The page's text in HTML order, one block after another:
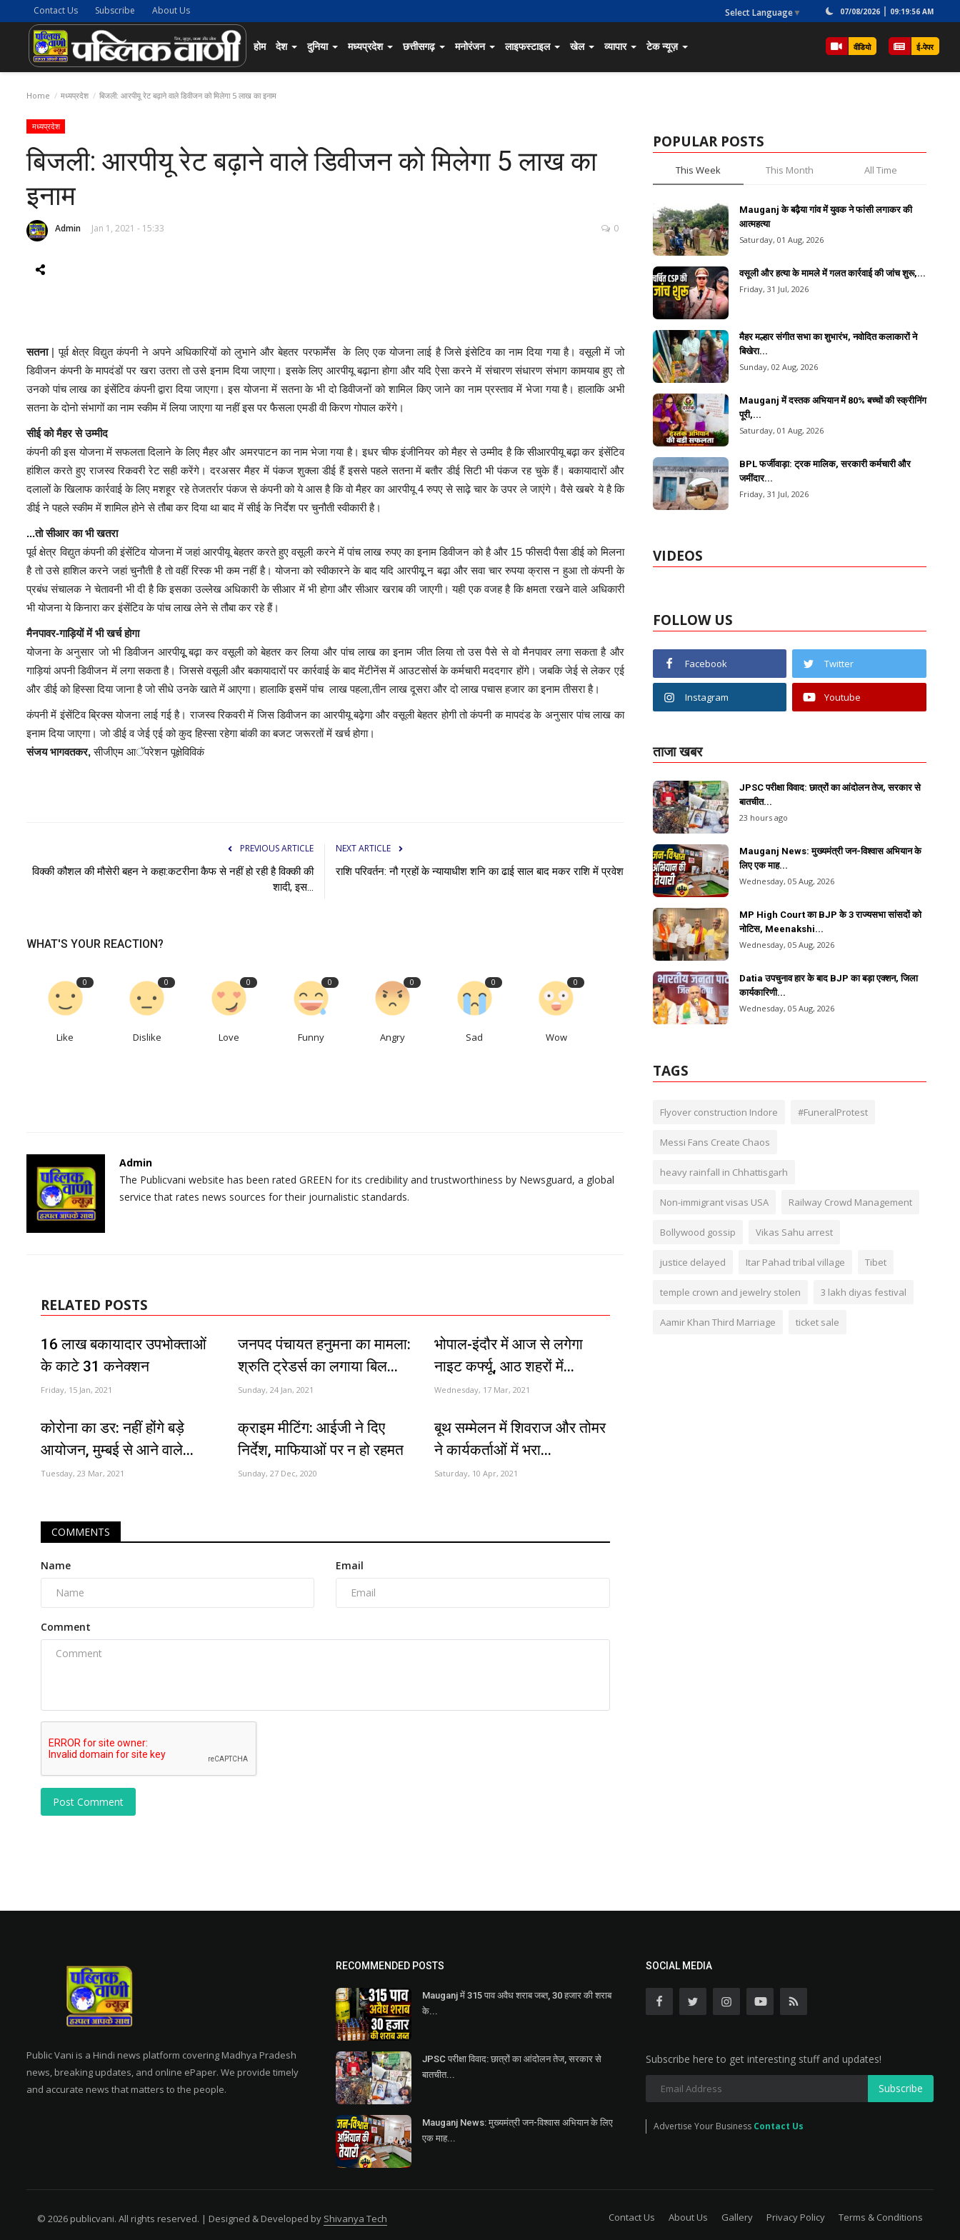
Contact Us Subscribe About Us Select Language▼ 07/08/2026 09:19:56 AM
होम देश दुनिया मध्यप्रदेश छत्तीसगढ़ मनोरंजन लाइफस्टाइल खेल व्यापार टेक न्यूज़ वीडियो ई-पेपर
Home मध्यप्रदेश बिजली: आरपीयू रेट बढ़ाने वाले डिवीजन को मिलेगा 5 लाख का इनाम
मध्यप्रदेश
बिजली: आरपीयू रेट बढ़ाने वाले डिवीजन को मिलेगा 5 लाख का
इनाम
Admin Jan 1, 2021 - 15:33 0
सतना | पूर्व क्षेत्र विद्युत कंपनी ने अपने अधिकारियों को लुभाने और बेहतर परफार्मेंस के लिए एक योजना लाई है जिसे इंसेटिव का नाम दिया गया है। वसूली में जो
डिवीजन कंपनी के मापदंडों पर खरा उतरा तो उसे इनाम दिया जाएगा। इसके लिए आरपीयू बढ़ाना होगा और यदि ऐसा करने में संचारण संधारण संभाग कामयाब हुए तो
उनको पांच लाख का इंसेंटिव कंपनी द्वारा दिया जाएगा। इस योजना में सतना के भी दो डिवीजनों को शामिल किए जाने का नाम प्रस्ताव में भेजा गया है। हालाकि अभी
सतना के दोनो संभागों का नाम स्कीम में लिया जाएगा या नहीं इस पर फैसला एमडी वी किरण गोपाल करेंगे।
सीई को मैहर से उम्मीद
कंपनी की इस योजना में सफलता दिलाने के लिए मैहर और अमरपाटन का नाम भेजा गया है। इधर चीफ इंजीनियर को मैहर से उम्मीद है कि सीआरपीयू बढ़ा कर इंसेंटिव
हांशिल करते हुए राजस्व रिकवरी रेट सही करेंगे। दरअसर मैहर में पंकज शुक्ला डीई हैं इससे पहले सतना में बतौर डीई सिटी भी पंकज रह चुके हैं। बकायादारों और
दलालों के खिलाफ कार्रवाई के लिए मशहूर रहे तेजतर्रार पंकज से कंपनी को ये आस है कि वो मैहर का आरपीयू 4 रुपए से साढ़े चार के उपर ले जाएंगे। वैसे खबरे ये है कि
डीई ने पहले स्कीम में शामिल होने से तौबा कर दिया था बाद में सीई के निर्देश पर चुनौती स्वीकारी है।
...तो सीआर का भी खतरा
पूर्व क्षेत्र विद्युत कंपनी की इंसेंटिव योजना में जहां आरपीयू बेहतर करते हुए वसूली करने में पांच लाख रुपए का इनाम डिवीजन को है और 15 फीसदी पैसा डीई को मिलना
है तो उसे हाशिल करने जहां चुनौती है तो वहीं रिस्क भी कम नहीं है। योजना को स्वीकारने के बाद यदि आरपीयूू न बढ़ा और सवा चार रुपया क्रास न हुआ तो कंपनी के
प्रबंध संचालक ने चेतावनी भी दी है कि इसका उल्लेख अधिकारी के सीआर में भी होगा और सीआर खराब की जाएगी। यही एक वजह है कि क्षमता रखने वाले अधिकारी
भी योजना ये किनारा कर इंसेंटिव के पांच लाख लेने से तौबा कर रहे हैं।
मैनपावर-गाड़ियों में भी खर्च होगा
योजना के अनुसार जो भी डिवीजन आरपीयूू बढ़ा कर वसूली को बेहतर कर लिया और पांच लाख का इनाम जीत लिया तो उस पैसे से वो मैनपावर लगा सकता है और
गाड़ियां अपनी डिवीजन में लगा सकता है। जिससे वसूली और बकायादारों पर कार्रवाई के बाद मेंटीनेंस में आउटसोर्स के कर्मचारी मददगार होंगे। जबकि जेई से लेकर एई
और डीई को हिस्सा दिया जाना है जो सीधे उनके खाते में आएगा। हालाकि इसमें पांच लाख पहला,तीन लाख दूसरा और दो लाख पचास हजार का इनाम तीसरा है।
कंपनी में इंसेंटिव ब्रिक्स योजना लाई गई है। राजस्व रिकवरी में जिस डिवीजन का आरपीयू बढ़ेगा और वसूली बेहतर होगी तो कंपनी क मापदंड के अनुसार पांच लाख का
इनाम दिया जाएगा। जो डीई व जेई एई को कुद हिस्सा रहेगा बांकी का बजट जरूरतों में खर्च होगा।
संजय भागवतकर,सीजीएम आॅपरेशन पूक्षेविविकं
PREVIOUS ARTICLE
विक्की कौशल की मौसेरी बहन ने कहा:कटरीना कैफ से नहीं हो रही है विक्की की
शादी, इस...
NEXT ARTICLE
राशि परिवर्तन: नौ ग्रहों के न्यायाधीश शनि का ढाई साल बाद मकर राशि में प्रवेश
WHAT'S YOUR REACTION?
0
Like
0
Dislike
0
Love
0
Funny
0
Angry
0
Sad
0
Wow
Admin
The Publicvani website has been rated GREEN for its credibility and trustworthiness by Newsguard, a global
service that rates news sources for their journalistic standards.
RELATED POSTS
16 लाख बकायादार उपभोक्ताओं
के काटे 31 कनेक्शन
Friday, 15 Jan, 2021
जनपद पंचायत हनुमना का मामला:
श्रुति ट्रेडर्स का लगाया बिल...
Sunday, 24 Jan, 2021
भोपाल-इंदौर में आज से लगेगा
नाइट कर्फ्यू, आठ शहरों में...
Wednesday, 17 Mar, 2021
कोरोना का डर: नहीं होंगे बड़े
आयोजन, मुम्बई से आने वाले...
Tuesday, 23 Mar, 2021
क्राइम मीटिंग: आईजी ने दिए
निर्देश, माफियाओं पर न हो रहमत
Sunday, 27 Dec, 2020
बूथ सम्मेलन में शिवराज और तोमर
ने कार्यकर्ताओं में भरा...
Saturday, 10 Apr, 2021
COMMENTS
Name Email
Comment
Post Comment
POPULAR POSTS
This Week This Month All Time
Mauganj के बढ़ैया गांव में युवक ने फांसी लगाकर की
आत्महत्या
Saturday, 01 Aug, 2026
वसूली और हत्या के मामले में गलत कार्रवाई की जांच शुरू,...
Friday, 31 Jul, 2026
मैहर मल्हार संगीत सभा का शुभारंभ, नवोदित कलाकारों ने
बिखेरा...
Sunday, 02 Aug, 2026
Mauganj में दस्तक अभियान में 80% बच्चों की स्क्रीनिंग
पूरी,...
Saturday, 01 Aug, 2026
BPL फर्जीवाड़ा: ट्रक मालिक, सरकारी कर्मचारी और
जमींदार...
Friday, 31 Jul, 2026
VIDEOS
FOLLOW US
Facebook Twitter
Instagram Youtube
ताजा खबर
JPSC परीक्षा विवाद: छात्रों का आंदोलन तेज, सरकार से
बातचीत...
23 hours ago
Mauganj News: मुख्यमंत्री जन-विश्वास अभियान के
लिए एक माह...
Wednesday, 05 Aug, 2026
MP High Court का BJP के 3 राज्यसभा सांसदों को
नोटिस, Meenakshi...
Wednesday, 05 Aug, 2026
Datia उपचुनाव हार के बाद BJP का बड़ा एक्शन, जिला
कार्यकारिणी...
Wednesday, 05 Aug, 2026
TAGS
Flyover construction Indore #FuneralProtest
Messi Fans Create Chaos
heavy rainfall in Chhattisgarh
Non-immigrant visas USA Railway Crowd Management
Bollywood gossip Vikas Sahu arrest
justice delayed Itar Pahad tribal village Tibet
temple crown and jewelry stolen 3 lakh diyas festival
Aamir Khan Third Marriage ticket sale
Public Vani is a Hindi news platform covering Madhya Pradesh
news, breaking updates, and online ePaper. We provide timely
and accurate news that matters to the people.
RECOMMENDED POSTS
Mauganj में 315 पाव अवैध शराब जब्त, 30 हजार की शराब
के...
JPSC परीक्षा विवाद: छात्रों का आंदोलन तेज, सरकार से
बातचीत...
Mauganj News: मुख्यमंत्री जन-विश्वास अभियान के लिए
एक माह...
SOCIAL MEDIA
Subscribe here to get interesting stuff and updates!
Subscribe
Advertise Your Business Contact Us
© 2026 publicvani. All rights reserved. | Designed & Developed by Shivanya Tech Contact Us About Us Gallery Privacy Policy Terms & Conditions